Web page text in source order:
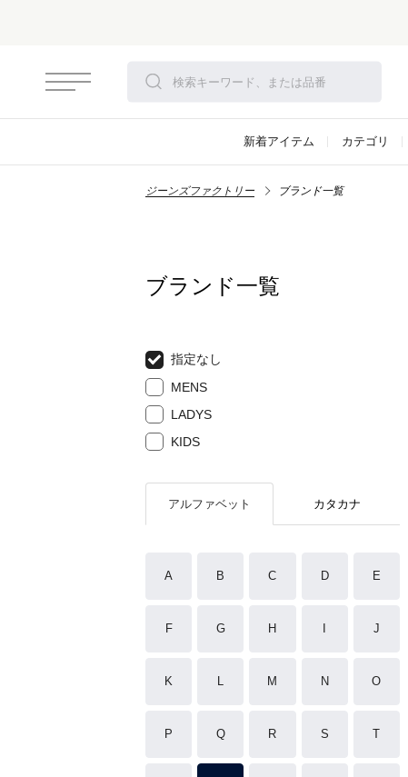
新着アイテム カテゴリ
ジーンズファクトリー ブランド一覧
ブランド一覧
指定なし
MENS
LADYS
KIDS
アルファベット カタカナ
A B C D E
F G H J
K L M N O
P Q R S T